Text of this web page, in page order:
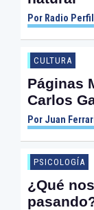
Por Radio Perfil
CULTURA
Páginas
Carlos
Por Juan
PSICOLOGÍA
¿Qué